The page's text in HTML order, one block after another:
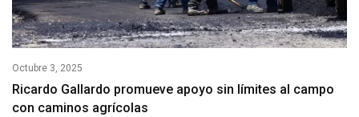
Octubre 3, 2025
Ricardo Gallardo promueve apoyo sin límites al campo
con caminos agrícolas